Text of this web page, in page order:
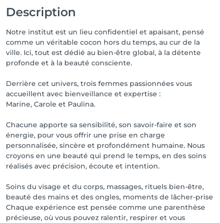
Description
Notre institut est un lieu confidentiel et apaisant, pensé
comme un véritable cocon hors du temps, au cur de la
ville. Ici, tout est dédié au bien-être global, à la détente
profonde et à la beauté consciente.
Derrière cet univers, trois femmes passionnées vous
accueillent avec bienveillance et expertise :
Marine, Carole et Paulina.
Chacune apporte sa sensibilité, son savoir-faire et son
énergie, pour vous offrir une prise en charge
personnalisée, sincère et profondément humaine. Nous
croyons en une beauté qui prend le temps, en des soins
réalisés avec précision, écoute et intention.
Soins du visage et du corps, massages, rituels bien-être,
beauté des mains et des ongles, moments de lâcher-prise
Chaque expérience est pensée comme une parenthèse
précieuse, où vous pouvez ralentir, respirer et vous